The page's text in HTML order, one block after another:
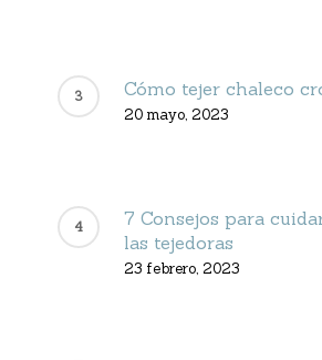
Cómo tejer chaleco
20 mayo, 2023
7 Consejos para
las tejedoras
23 febrero, 2023